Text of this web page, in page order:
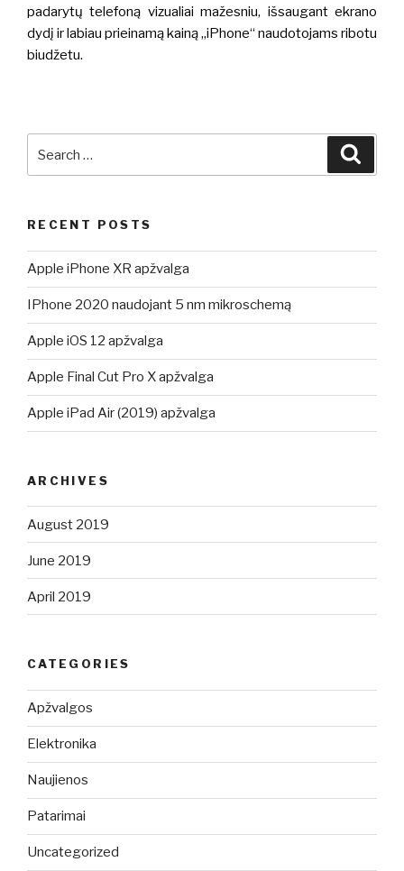
padarytų telefoną vizualiai mažesniu, išsaugant ekrano
dydį ir labiau prieinamą kainą „iPhone“ naudotojams ribotu
biudžetu.
for:
RECENT POSTS
Apple iPhone XR apžvalga
IPhone 2020 naudojant 5 nm mikroschemą
Apple iOS 12 apžvalga
Apple Final Cut Pro X apžvalga
Apple iPad Air (2019) apžvalga
ARCHIVES
August 2019
June 2019
April 2019
CATEGORIES
Apžvalgos
Elektronika
Naujienos
Patarimai
Uncategorized